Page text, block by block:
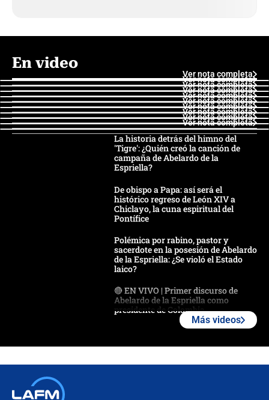
En video
Ver nota completa
Ver nota completa
Ver nota completa
Ver nota completa
Ver nota completa
Ver nota completa
Ver nota completa
Ver nota completa
Ver nota completa
Ver nota completa
La historia detrás del himno del
'Tigre': ¿Quién creó la canción de
campaña de Abelardo de la
Espriella?
De obispo a Papa: así será el
histórico regreso de León XIV a
Chiclayo, la cuna espiritual del
Pontífice
Polémica por rabino, pastor y
sacerdote en la posesión de Abelardo
de la Espriella: ¿Se violó el Estado
laico?
🔴 EN VIVO | Primer discurso de
Abelardo de la Espriella como
presidente de Colombia
Más videos